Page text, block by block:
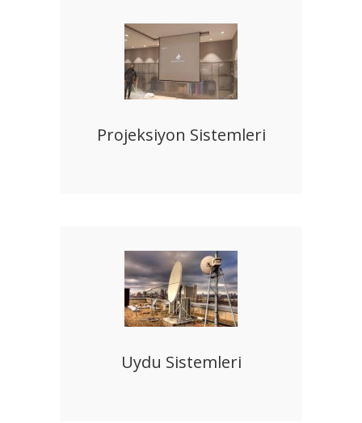
Projeksiyon Sistemleri
Uydu Sistemleri